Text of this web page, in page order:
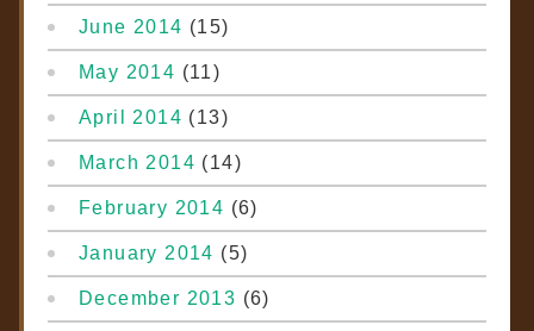
June 2014 (15)
May 2014 (11)
April 2014 (13)
March 2014 (14)
February 2014 (6)
January 2014 (5)
December 2013 (6)